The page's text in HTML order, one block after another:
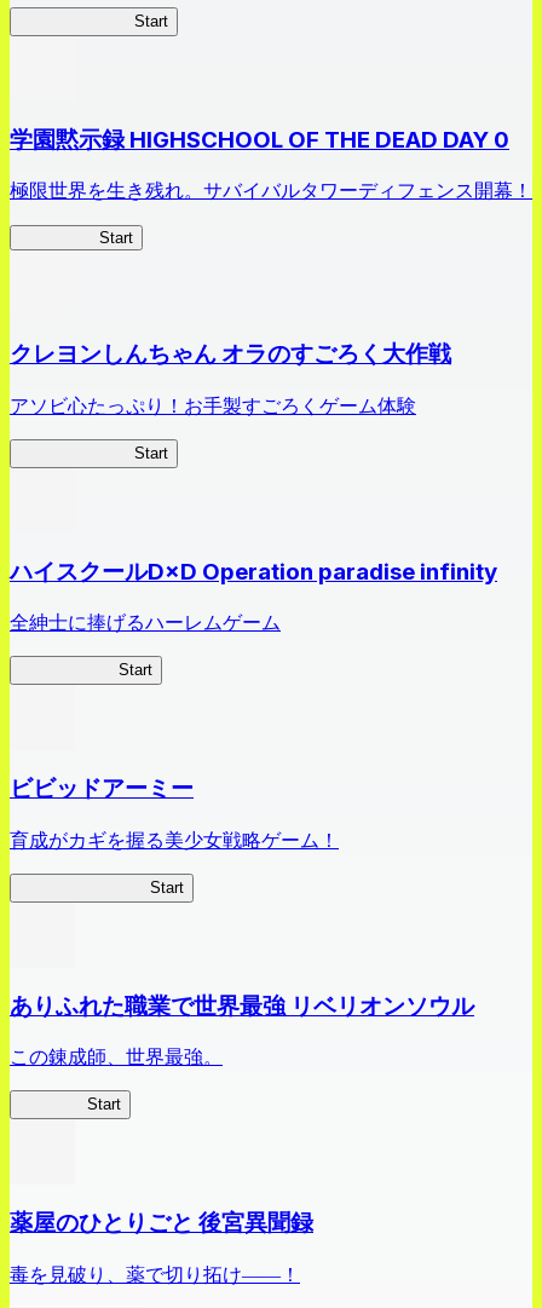
Start
学園黙示録 HIGHSCHOOL OF THE DEAD DAY 0
極限世界を生き残れ。サバイバルタワーディフェンス開幕！
Start
クレヨンしんちゃん オラのすごろく大作戦
アソビ心たっぷり！お手製すごろくゲーム体験
Start
ハイスクールD×D Operation paradise infinity
全紳士に捧げるハーレムゲーム
Start
ビビッドアーミー
育成がカギを握る美少女戦略ゲーム！
Start
ありふれた職業で世界最強 リベリオンソウル
この錬成師、世界最強。
Start
薬屋のひとりごと 後宮異聞録
毒を見破り、薬で切り拓け――！